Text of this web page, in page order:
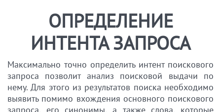
ОПРЕДЕЛЕНИЕ
ИНТЕНТА ЗАПРОСА
Максимально точно определить интент поискового
запроса позволит анализ поисковой выдачи по
нему. Для этого из результатов поиска необходимо
выявить помимо вхождения основного поискового